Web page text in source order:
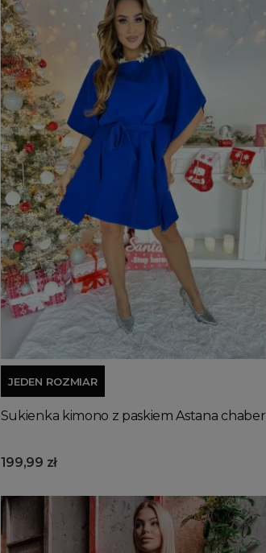
JEDEN ROZMIAR
Sukienka kimono z paskiem Astana chaber
199,99 zł